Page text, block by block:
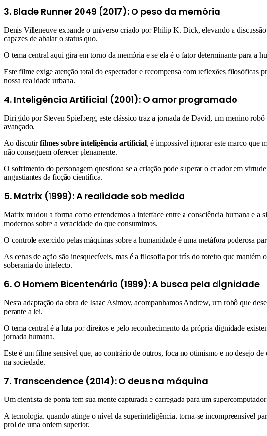
3. Blade Runner 2049 (2017): O peso da memória
Denis Villeneuve expande o universo criado por Philip K. Dick, elevando a
capazes de abalar o status quo.
O tema central aqui gira em torno da memória e se ela é o fator determinante para a
Este filme exige atenção total do espectador e recompensa com reflexões filosóficas
nossa realidade urbana.
4. Inteligência Artificial (2001): O amor programado
Dirigido por Steven Spielberg, este clássico traz a jornada de David, um menino
avançado.
Ao discutirfilmes sobre inteligência artificial, é impossível ignorar este marco que
não conseguem oferecer plenamente.
O sofrimento do personagem questiona se a criação pode superar o criador em
angustiantes da ficção científica.
5. Matrix (1999): A realidade sob medida
Matrix mudou a forma como entendemos a interface entre a consciência humana e
modernos sobre a veracidade do que consumimos.
O controle exercido pelas máquinas sobre a humanidade é uma metáfora poderosa
As cenas de ação são inesquecíveis, mas é a filosofia por trás do roteiro que
soberania do intelecto.
6. O Homem Bicentenário (1999): A busca pela dignidade
Nesta adaptação da obra de Isaac Asimov, acompanhamos Andrew, um robô que
perante a lei.
O tema central é a luta por direitos e pelo reconhecimento da própria dignidade
jornada humana.
Este é um filme sensível que, ao contrário de outros, foca no otimismo e no desejo
na sociedade.
7. Transcendence (2014): O deus na máquina
Um cientista de ponta tem sua mente capturada e carregada para um
A tecnologia, quando atinge o nível da superinteligência, torna-se incompreensível
prol de uma ordem superior.